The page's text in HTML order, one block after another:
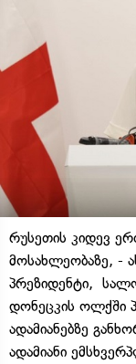
რუსეთის კიდევ
მოსახლეობაზე, -
პრეზიდენტი,
დონეცკის ოლქში
ადამიანებზე
ადამიანი